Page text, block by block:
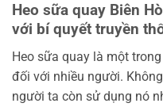
Heo sữa quay Biên
với bí quyết truyền
Heo sữa quay là một
đối với nhiều người.
người ta còn sử dụng nó